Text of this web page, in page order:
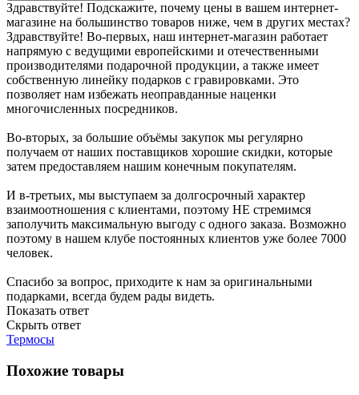
Здравствуйте! Подскажите, почему цены в вашем интернет-
магазине на большинство товаров ниже, чем в других местах?
Здравствуйте! Во-первых, наш интернет-магазин работает
напрямую с ведущими европейскими и отечественными
производителями подарочной продукции, а также имеет
собственную линейку подарков с гравировками. Это
позволяет нам избежать неоправданные наценки
многочисленных посредников.
Во-вторых, за большие объёмы закупок мы регулярно
получаем от наших поставщиков хорошие скидки, которые
затем предоставляем нашим конечным покупателям.
И в-третьих, мы выступаем за долгосрочный характер
взаимоотношения с клиентами, поэтому НЕ стремимся
заполучить максимальную выгоду с одного заказа. Возможно
поэтому в нашем клубе постоянных клиентов уже более 7000
человек.
Спасибо за вопрос, приходите к нам за оригинальными
подарками, всегда будем рады видеть.
Показать ответ
Скрыть ответ
Термосы
Похожие товары